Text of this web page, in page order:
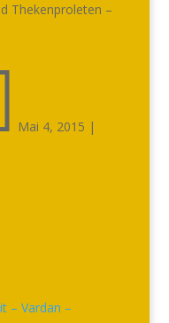
Thekenproleten –
Mai 4, 2015 |